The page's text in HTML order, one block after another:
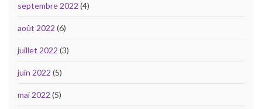
septembre 2022 (4)
août 2022 (6)
juillet 2022 (3)
juin 2022 (5)
mai 2022 (5)